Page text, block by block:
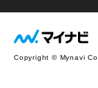
Copyright © Mynavi